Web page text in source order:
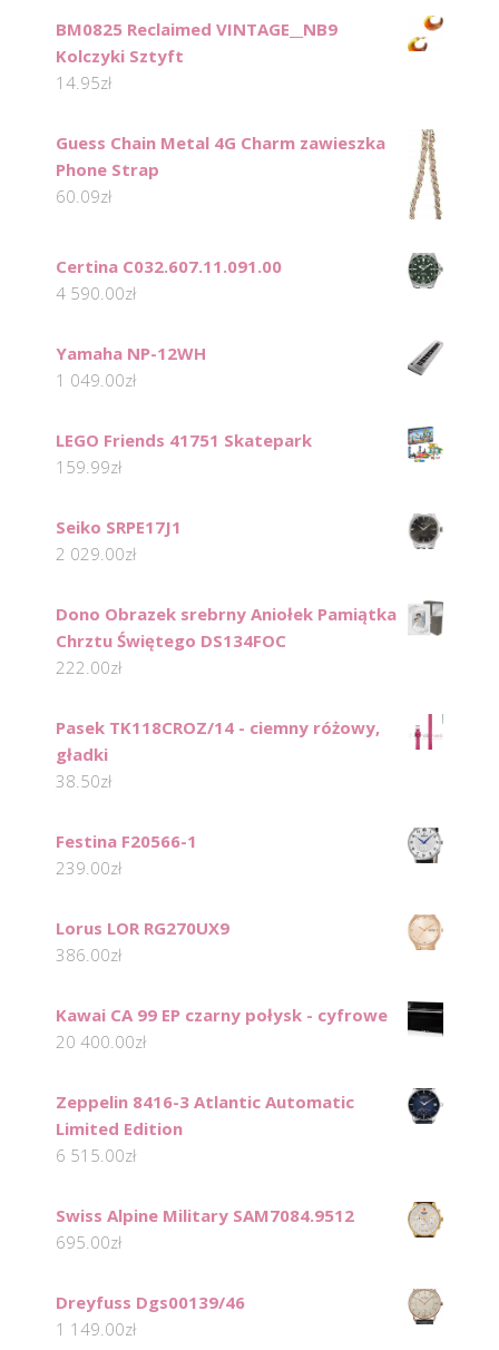
BM0825 Reclaimed VINTAGE__NB9
Kolczyki Sztyft
14.95zł
Guess Chain Metal 4G Charm zawieszka
Phone Strap
60.09zł
Certina C032.607.11.091.00
4 590.00zł
Yamaha NP-12WH
1 049.00zł
LEGO Friends 41751 Skatepark
159.99zł
Seiko SRPE17J1
2 029.00zł
Dono Obrazek srebrny Aniołek Pamiątka
Chrztu Świętego DS134FOC
222.00zł
Pasek TK118CROZ/14 - ciemny różowy,
gładki
38.50zł
Festina F20566-1
239.00zł
Lorus LOR RG270UX9
386.00zł
Kawai CA 99 EP czarny połysk - cyfrowe
20 400.00zł
Zeppelin 8416-3 Atlantic Automatic
Limited Edition
6 515.00zł
Swiss Alpine Military SAM7084.9512
695.00zł
Dreyfuss Dgs00139/46
1 149.00zł